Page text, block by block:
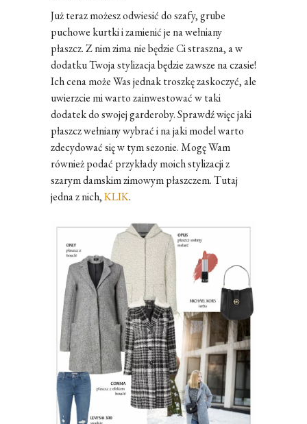
Już teraz możesz odwiesić do szafy, grube
puchowe kurtki i zamienić je na wełniany
płaszcz. Z nim zima nie będzie Ci straszna, a w
dodatku Twoja stylizacja będzie zawsze na czasie!
Ich cena może Was jednak troszkę zaskoczyć, ale
uwierzcie mi warto zainwestować w taki
dodatek do swojej garderoby. Sprawdź więc jaki
płaszcz wełniany wybrać i na jaki model warto
zdecydować się w tym sezonie. Mogę Wam
również podać przykłady moich stylizacji z
szarym damskim zimowym płaszczem. Tutaj
jedna z nich,KLIK.